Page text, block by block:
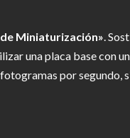
de Miniaturización».
una placa base con
por